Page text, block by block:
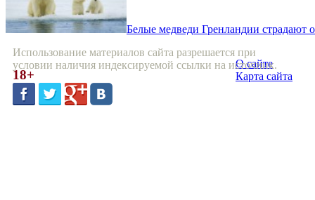
Белые медведи Гренландии страдают
Использование материалов сайта разрешается при
условии наличия индексируемой ссылки на источник.
18+
О сайте
Карта сайта